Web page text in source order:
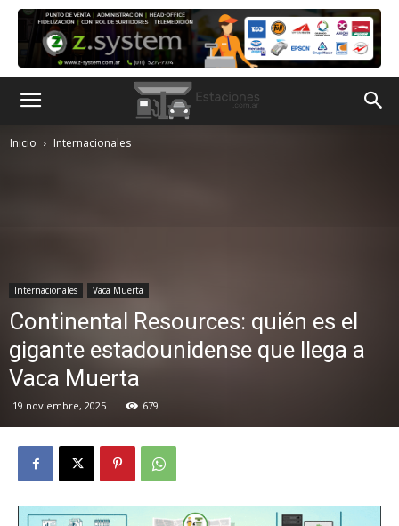
Inicio Internacionales
Internacionales Vaca Muerta
Continental Resources: quién es el
gigante estadounidense que llega a
Vaca Muerta
19 noviembre, 2025 679